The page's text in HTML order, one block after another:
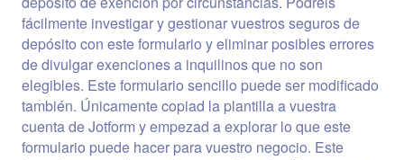
fácilmente investigar y gestionar vuestros seguros de
depósito con este formulario y eliminar posibles errores
de divulgar exenciones a inquilinos que no son
elegibles. Este formulario sencillo puede ser modificado
también. Únicamente copiad la plantilla a vuestra
cuenta de Jotform y empezad a explorar lo que este
formulario puede hacer para vuestro negocio. Este
Usar plantilla
Vista previa